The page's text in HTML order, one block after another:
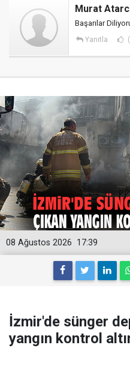
Murat
Başarılar
Yanıtla
17:39
08 Ağustos 2026
İzmir'de sünger
yangın kontrol